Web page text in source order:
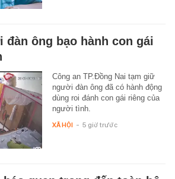
ông bạo hành con gái
Công an TP.Đồng Nai tạm giữ
người đàn ông đã có hành động
dùng roi đánh con gái riêng của
người tình.
XÃ HỘI - 5 giờ trước